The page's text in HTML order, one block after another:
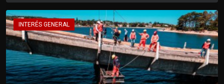
INTERÉS GENERAL